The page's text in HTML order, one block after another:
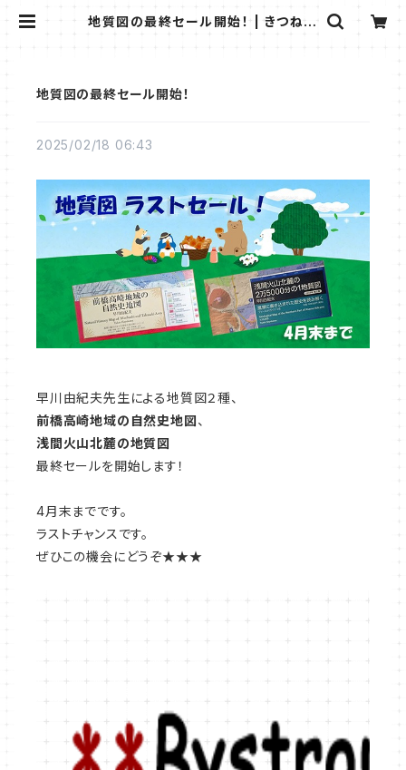
地質図の最終セール開始！ | きつねの
地質図の最終セール開始！
2025/02/18 06:43
早川由紀夫先生による地質図２種、
前橋高崎地域の自然史地図、
浅間火山北麓の地質図
最終セールを開始します！
4月末までです。
ラストチャンスです。
ぜひこの機会にどうぞ★★★